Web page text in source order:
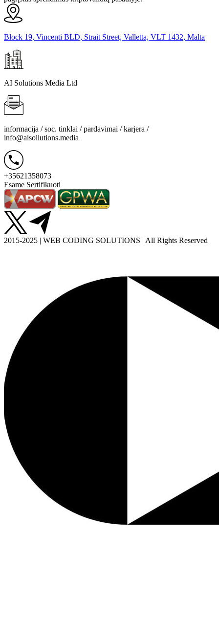
Block 19, Vincenti BLD, Strait Street, Valletta, VLT 1432, Malta
AI Solutions Media Ltd
informacija / soc. tinklai / pardavimai / karjera /
info@aisoliutions.media
+35621358073
Esame Sertifikuoti
2015-2025 | WEB CODING SOLUTIONS | All Rights Reserved